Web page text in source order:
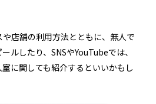
店舗の利用方法とともに、無人で
ルしたり、SNSやYouTubeでは、
に関しても紹介するといいかもし